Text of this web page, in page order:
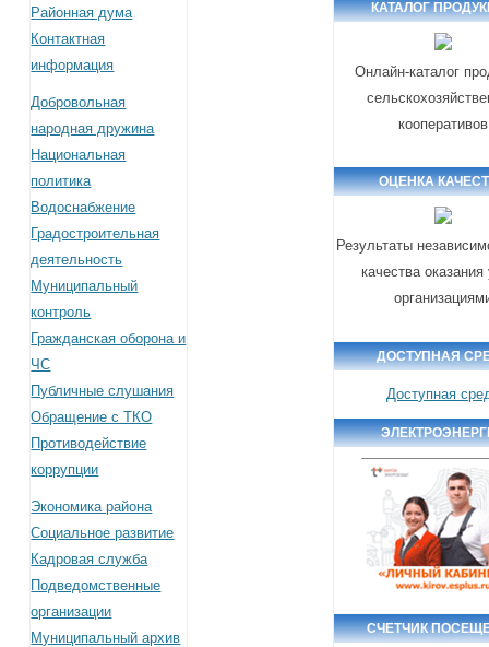
Районная дума
Контактная
информация
Добровольная
народная дружина
Национальная
политика
Водоснабжение
Градостроительная
деятельность
Муниципальный
контроль
Гражданская оборона и
ЧС
Публичные слушания
Обращение с ТКО
Противодействие
коррупции
Экономика района
Социальное развитие
Кадровая служба
Подведомственные
организации
Муниципальный архив
КАТАЛОГ
Онлайн-каталог
кооперативов
ОЦЕНКА
Результаты
качества оказания
ДОСТУПНАЯ
Доступная
СЧЕТЧИК